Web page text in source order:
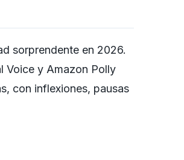
sorprendente en 2026.
Voice y Amazon Polly
con inflexiones, pausas